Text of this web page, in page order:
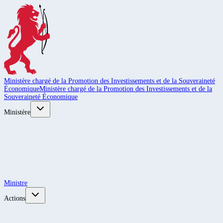
Ministère chargé de la Promotion des Investissements et de la Souveraineté
ÉconomiqueMinistère chargé de la Promotion des Investissements et de la
Souveraineté Économique
Ministère
Ministre
Actions